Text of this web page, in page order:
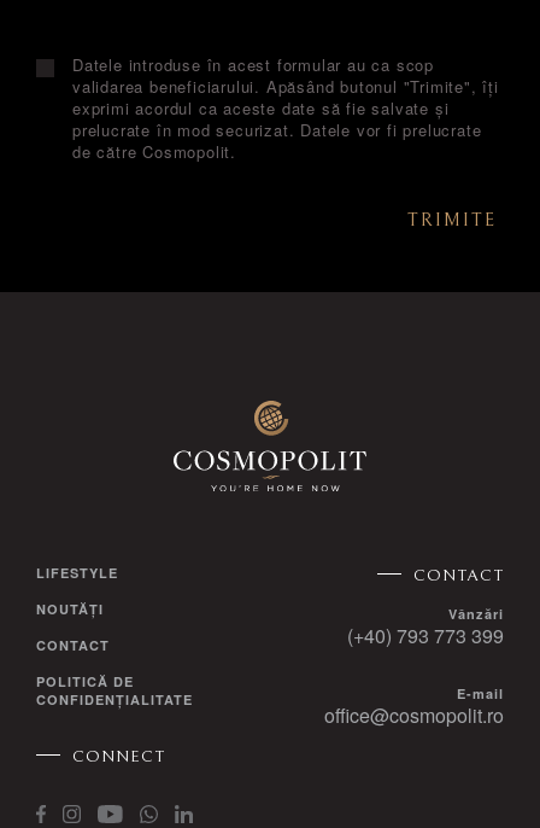
Datele introduse în acest formular au ca scop
validarea beneficiarului. Apăsând butonul "Trimite", îți
exprimi acordul ca aceste date să fie salvate și
prelucrate în mod securizat. Datele vor fi prelucrate
de către Cosmopolit.
LIFESTYLE
NOUTĂȚI
CONTACT
POLITICĂ DE
CONFIDENȚIALITATE
CONNECT
CONTACT
Vânzări
(+40) 793 773 399
E-mail
office@cosmopolit.ro